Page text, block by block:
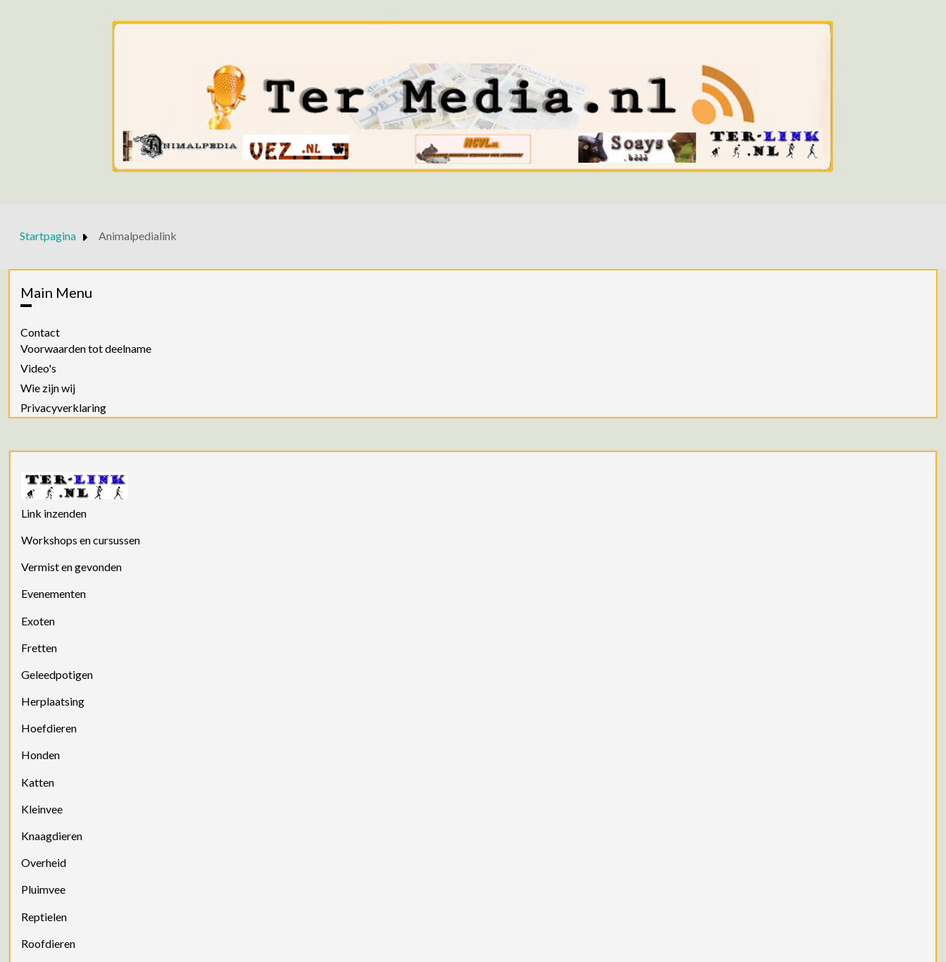
Startpagina Animalpedialink
Main Menu
Contact
Voorwaarden tot deelname
Video's
Wie zijn wij
Privacyverklaring
Link inzenden
Workshops en cursussen
Vermist en gevonden
Evenementen
Exoten
Fretten
Geleedpotigen
Herplaatsing
Hoefdieren
Honden
Katten
Kleinvee
Knaagdieren
Overheid
Pluimvee
Reptielen
Roofdieren